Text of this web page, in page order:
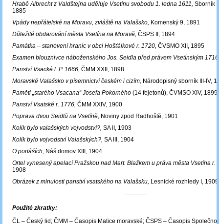
Hrabě Albrecht z Valdštejna uděluje Vsetínu svobodu 1. ledna 1611, Sborník
1885
Vpády nepřátelské na Moravu, zvláště na Valašsko, Komenský 9, 1891
Důležité obdarování města Vsetína na Moravě, ČSPS II, 1894
Památka – stanovení hranic v obci Hošťálkové r. 1720, ČVSMO XII, 1895
Examen blouznivce náboženského Jos. Seidla před právem Vsetínským
Panství Vsacké l. P. 1666, ČMM XXII, 1898
Moravské Valašsko v písemnictví českém i cizím, Národopisný sborník III-IV,
Paměti „starého Vsacana“ Josefa Pokorného (14 fejetonů), ČVMSO XIV,
Panství Vsatské r. 1776, ČMM XXIV, 1900
Poprava dvou Seidlů na Vsetíně, Noviny zpod Radhoště, 1901
Kolik bylo valašských vojvodství?, SA II, 1903
Kolik bylo vojvodství Valašských?, SA III, 1904
O portáších, Náš domov XIII, 1904
Ortel vynesený apelací Pražskou nad Mart. Blažkem u práva města Vsetína r.
1908
Obrázek z minulosti panství vsatského na Valašsku, Lesnické rozhledy I, 1909
─────
Použité zkratky:
ČL – Český lid; ČMM – Časopis Matice moravské; ČSPS – Časopis